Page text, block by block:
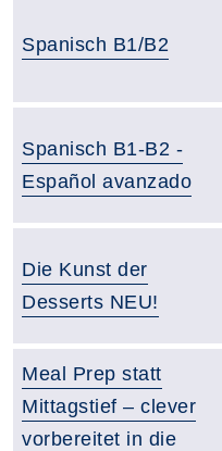
Spanisch B1/B2
Spanisch B1-B2 -
Español avanzado
Die Kunst der
Desserts NEU!
Meal Prep statt
Mittagstief – clever
vorbereitet in die